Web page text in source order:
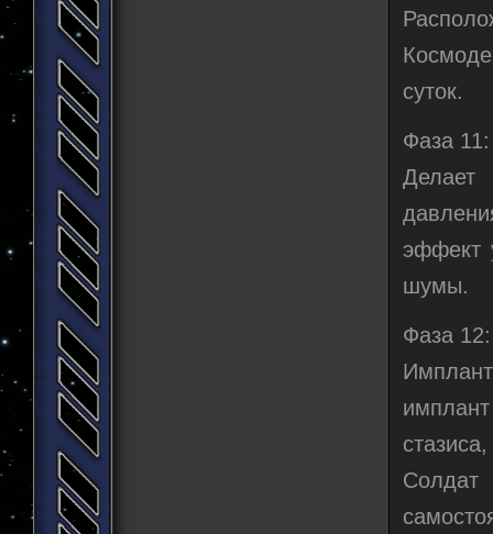
суток.
Фаза
Делает
эффект
шумы.
Фаза